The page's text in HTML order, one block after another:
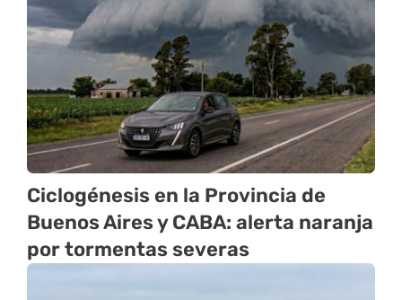
Ciclogénesis en la Provincia de
Buenos Aires y CABA: alerta naranja
por tormentas severas